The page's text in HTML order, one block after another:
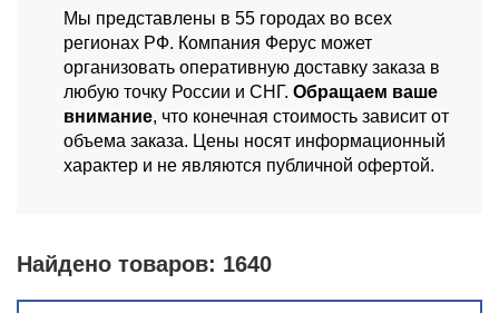
Мы представлены в 55 городах во всех
регионах РФ. Компания Ферус может
организовать оперативную доставку заказа в
любую точку России и СНГ. Обращаем ваше
внимание, что конечная стоимость зависит от
объема заказа. Цены носят информационный
характер и не являются публичной офертой.
Найдено товаров: 1640